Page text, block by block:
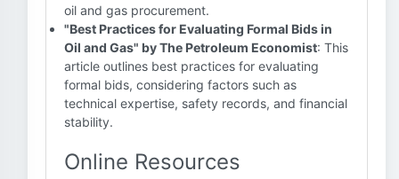
oil and gas procurement.
"Best Practices for Evaluating Formal Bids in
Oil and Gas" by The Petroleum Economist: This
article outlines best practices for evaluating
formal bids, considering factors such as
technical expertise, safety records, and financial
stability.
Online Resources